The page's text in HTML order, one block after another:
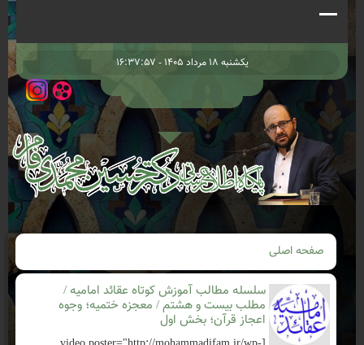
یکشنبه ۱۸ مرداد ۱۴۰۵ - ۱۶:۳۷:۵۷
صفحه اصلی
سلسله مطالب آموزش کوتاه عقائد امامیه /
مطلب بیست و هشتم / معجزه ختمیه؛ وجوه
اعجاز قرآن؛ بخش اول